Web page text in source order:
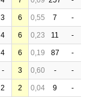
3 6 0,55 7 -
4 6 0,23 11 -
4 6 0,19 87 -
- 3 0,60 - -
2 2 0,04 9 -